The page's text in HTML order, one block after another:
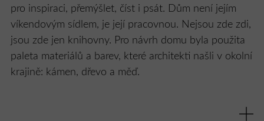
pro inspiraci, přemýšlet, číst i psát. Dům není jejím
víkendovým sídlem, je její pracovnou. Nejsou zde zdi,
jsou zde jen knihovny. Pro návrh domu byla použita
paleta materiálů a barev, které architekti našli v okolní
krajině: kámen, dřevo a měď.
Pozemek, na kterém stál starý dům, se nachází v lese,